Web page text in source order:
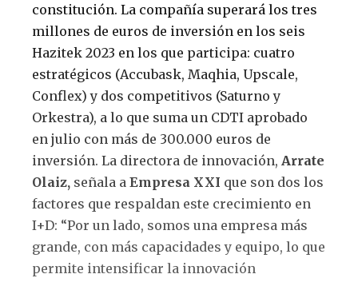
constitución. La compañía superará los tres
millones de euros de inversión en los seis
Hazitek 2023 en los que participa: cuatro
estratégicos (Accubask, Maqhia, Upscale,
Conflex) y dos competitivos (Saturno y
Orkestra), a lo que suma un CDTI aprobado
en julio con más de 300.000 euros de
inversión. La directora de innovación, Arrate
Olaiz, señala a Empresa XXI que son dos los
factores que respaldan este crecimiento en
I+D: “Por un lado, somos una empresa más
grande, con más capacidades y equipo, lo que
permite intensificar la innovación